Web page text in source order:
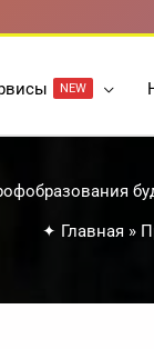
NEW
✦ Главная »